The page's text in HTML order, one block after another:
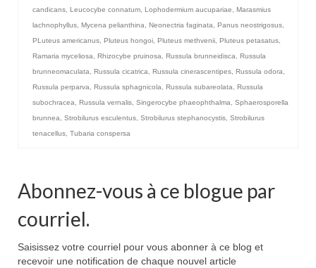
candicans, Leucocybe connatum, Lophodermium aucupariae, Marasmius
lachnophyllus, Mycena pelianthina, Neonectria faginata, Panus neostrigosus,
PLuteus americanus, Pluteus hongoi, Pluteus methvenii, Pluteus petasatus,
Ramaria myceliosa, Rhizocybe pruinosa, Russula brunneidisca, Russula
brunneomaculata, Russula cicatrica, Russula cinerascentipes, Russula odora,
Russula perparva, Russula sphagnicola, Russula subareolata, Russula
subochracea, Russula vernalis, Singerocybe phaeophthalma, Sphaerosporella
brunnea, Strobilurus esculentus, Strobilurus stephanocystis, Strobilurus
tenacellus, Tubaria conspersa
Abonnez-vous à ce blogue par
courriel.
Saisissez votre courriel pour vous abonner à ce blog et
recevoir une notification de chaque nouvel article